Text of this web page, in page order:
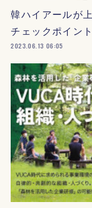
韓ハイアールが
チェックポイント
2023.06.13 06:05